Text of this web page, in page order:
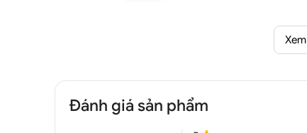
Đánh giá sản phẩm